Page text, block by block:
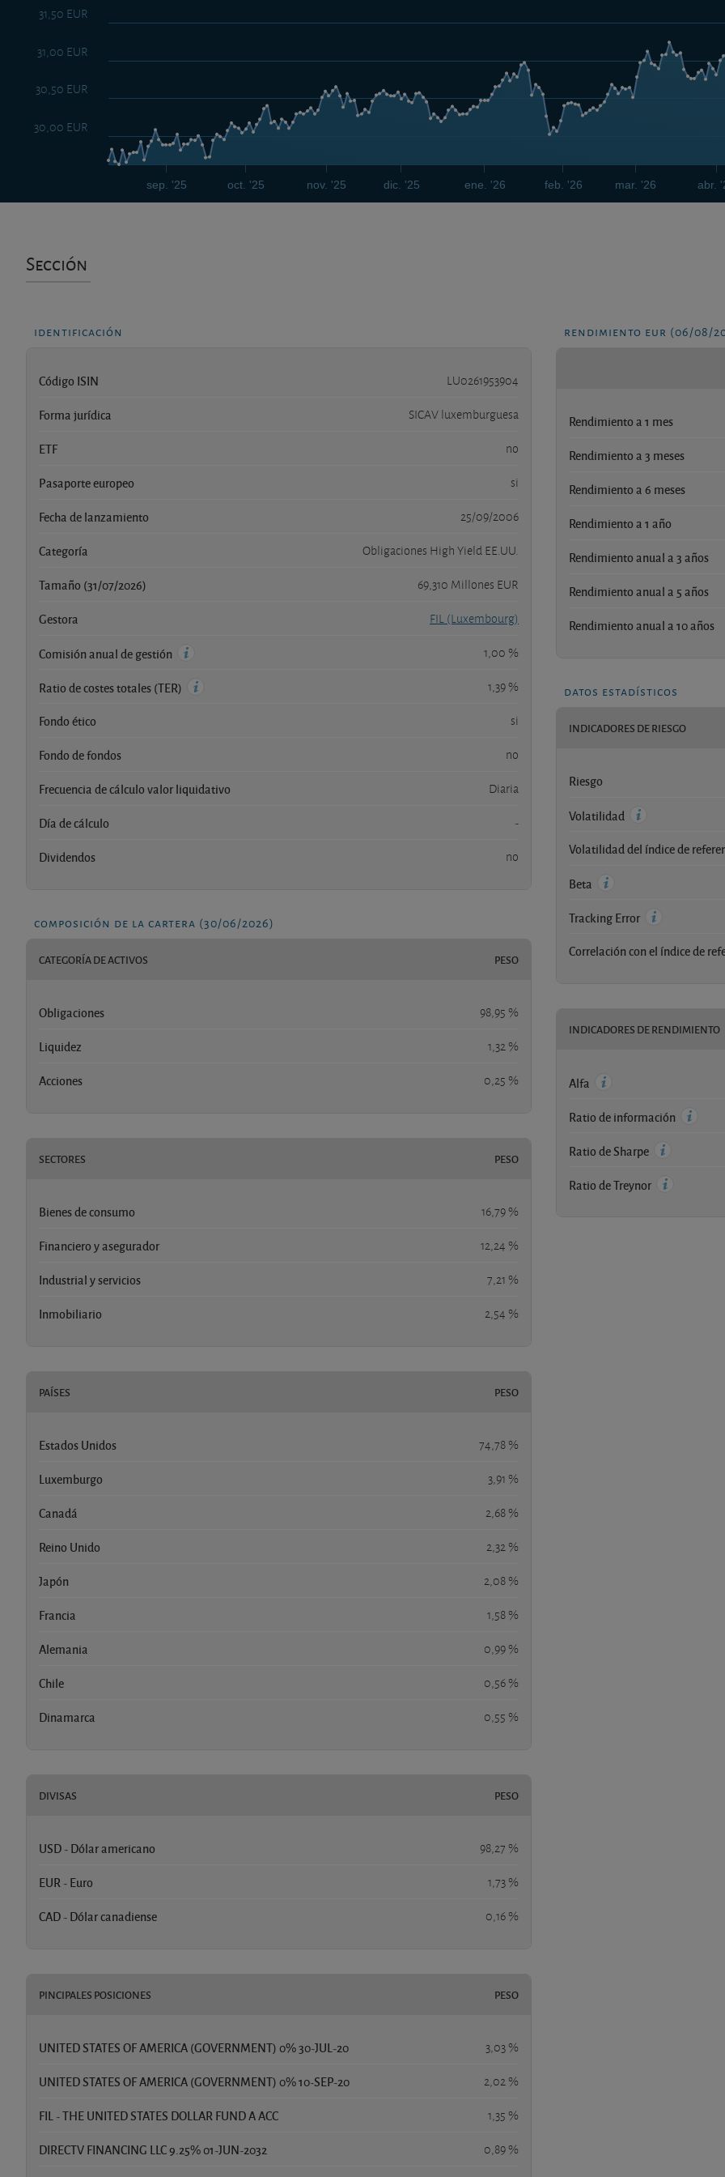
sep. '25 oct. '25 nov. '25 dic. '25 ene. '26 feb. '26 mar. '26 abr.
30,00 EUR
30,50 EUR
31,00 EUR
31,50 EUR
Sección
identificación
Código ISIN LU0261953904
Forma jurídica SICAV luxemburguesa
ETF no
Pasaporte europeo si
Fecha de lanzamiento 25/09/2006
Categoría Obligaciones High Yield EE.UU.
Tamaño (31/07/2026) 69,310 Millones EUR
Gestora FIL (Luxembourg)
Comisión anual de gestión 1,00 %
Ratio de costes totales (TER) 1,39 %
Fondo ético si
Fondo de fondos no
Frecuencia de cálculo valor liquidativo Diaria
Día de cálculo -
Dividendos no
composición de la cartera (30/06/2026)
CATEGORÍA DE ACTIVOS PESO
Obligaciones 98,95 %
Liquidez 1,32 %
Acciones 0,25 %
SECTORES PESO
Bienes de consumo 16,79 %
Financiero y asegurador 12,24 %
Industrial y servicios 7,21 %
Inmobiliario 2,54 %
PAÍSES PESO
Estados Unidos 74,78 %
Luxemburgo 3,91 %
Canadá 2,68 %
Reino Unido 2,32 %
Japón 2,08 %
Francia 1,58 %
Alemania 0,99 %
Chile 0,56 %
Dinamarca 0,55 %
DIVISAS PESO
USD - Dólar americano 98,27 %
EUR - Euro 1,73 %
CAD - Dólar canadiense 0,16 %
PINCIPALES POSICIONES PESO
UNITED STATES OF AMERICA (GOVERNMENT) 0% 30-JUL-20 3,03 %
UNITED STATES OF AMERICA (GOVERNMENT) 0% 10-SEP-20 2,02 %
FIL - THE UNITED STATES DOLLAR FUND A ACC 1,35 %
DIRECTV FINANCING LLC 9.25% 01-JUN-2032 0,89 %
rendimiento eur (06/08/
Rendimiento a 1 mes
Rendimiento a 3 meses
Rendimiento a 6 meses
Rendimiento a 1 año
Rendimiento anual a 3 años
Rendimiento anual a 5 años
Rendimiento anual a 10 años
datos estadísticos
INDICADORES DE RIESGO
Riesgo
Volatilidad
Volatilidad del índice de
Beta
Tracking Error
Correlación con el índice de
INDICADORES DE RENDIMIENTO
Alfa
Ratio de información
Ratio de Sharpe
Ratio de Treynor